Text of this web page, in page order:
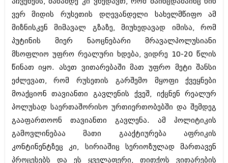
მაისი 2017 (216)
აპრილი 2017 (220)
მარტი 2017 (212)
თებერვალი 2017 (205)
იანვარი 2017 (246)
დეკემბერი 2016 (207)
ნოემბერი 2016 (207)
ოქტომბერი 2016 (257)
აგვისტო 2016 (258)
ივლისი 2016 (211)
ივნისი 2016 (221)
მაისი 2016 (261)
აპრილი 2016 (215)
მარტი 2016 (200)
თებერვალი 2016 (250)
ვერ მიდის რუსეთის დღევანდელი სახელმწიფო ამ
მიზნისკენ მიმავალ გზაზე, მიუხედავად იმისა, რომ
პუტინის მიერ ნაოცნებარი მრავალპოლუსიანი
მსოფლიო უფრო რეალური ხდება, ვიდრე 10-20 წლის
წინათ იყო. ასეთ ვითარებაში მათ უფრო მეტი შანსი
ეძლევათ, რომ რუსეთის გარშემო მყოფი ქვეყნები
მოაქციონ თავიანთი გავლენის ქვეშ, იქცნენ რეალურ
პოლუსად საერთაშორისო ურთიერთობებში და შემდეგ
გააფართოონ თავიანთი გავლენა. ამ პოლიტიკის
გამოვლინებაა მათი გააქტიურება აფრიკის
კონტინენტზეც კი, სირიაშიც სერიოზულად მართავენ
პროცესებს და ეს ყველაფერი, თითქოს ვითარების